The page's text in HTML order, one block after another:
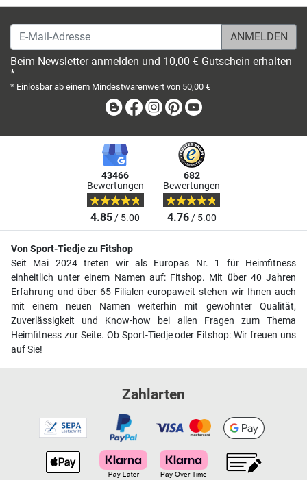
E-Mail-Adresse
Beim Newsletter anmelden und 10,00 € Gutschein erhalten
*
* Einlösbar ab einem Mindestwarenwert von 50,00 €
BlogFacebook
Instagram
Pinterest
43466
Bewertungen
4.85/ 5.00
682
Bewertungen
4.76/ 5.00
Von Sport-Tiedje zu Fitshop
Seit Mai 2024 treten wir als Europas Nr. 1 für Heimfitness
einheitlich unter einem Namen auf: Fitshop. Mit über 40 Jahren
Erfahrung und über 65 Filialen europaweit stehen wir Ihnen auch
mit einem neuen Namen weiterhin mit gewohnter Qualität,
Zuverlässigkeit und Know-how bei allen Fragen zum Thema
Heimfitness zur Seite. Ob Sport-Tiedje oder Fitshop: Wir freuen uns
auf Sie!
Zahlarten